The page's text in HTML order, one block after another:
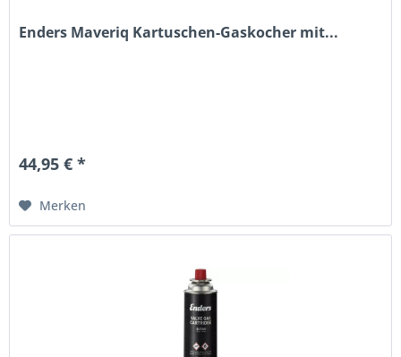
Enders Maveriq Kartuschen-Gaskocher mit...
44,95 € *
Merken